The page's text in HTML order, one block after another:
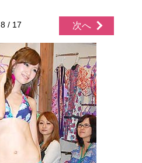
8 / 17 次へ